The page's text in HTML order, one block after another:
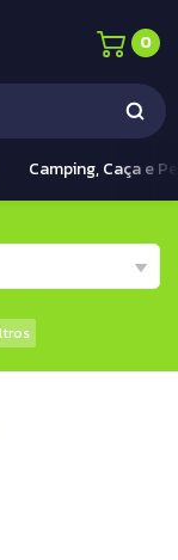
0
Camping, Caça e